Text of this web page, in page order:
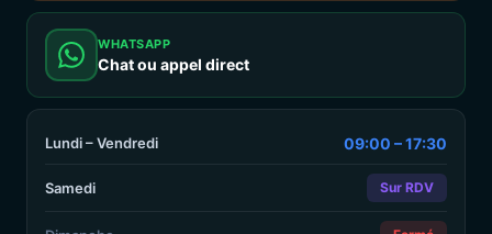
WHATSAPP
Chat ou appel direct
Lundi – Vendredi 09:00 – 17:30
Samedi Sur RDV